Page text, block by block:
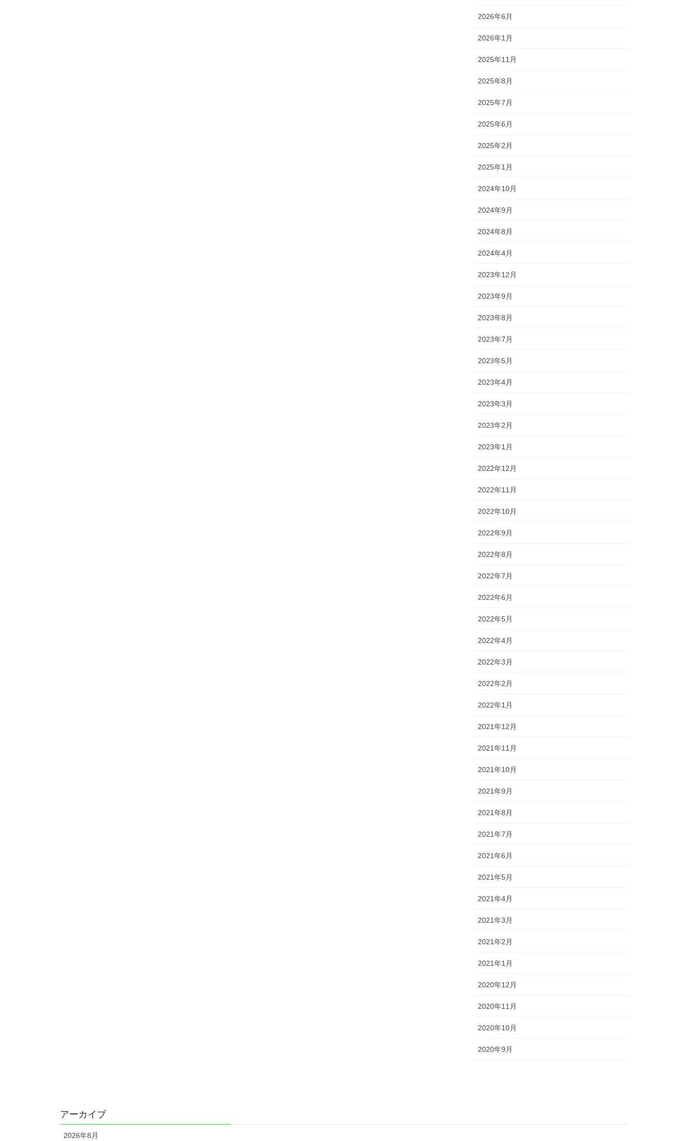
2026年6月
2026年1月
2025年11月
2025年8月
2025年7月
2025年6月
2025年2月
2025年1月
2024年10月
2024年9月
2024年8月
2024年4月
2023年12月
2023年9月
2023年8月
2023年7月
2023年5月
2023年4月
2023年3月
2023年2月
2023年1月
2022年12月
2022年11月
2022年10月
2022年9月
2022年8月
2022年7月
2022年6月
2022年5月
2022年4月
2022年3月
2022年2月
2022年1月
2021年12月
2021年11月
2021年10月
2021年9月
2021年8月
2021年7月
2021年6月
2021年5月
2021年4月
2021年3月
2021年2月
2021年1月
2020年12月
2020年11月
2020年10月
2020年9月
アーカイブ
2026年8月